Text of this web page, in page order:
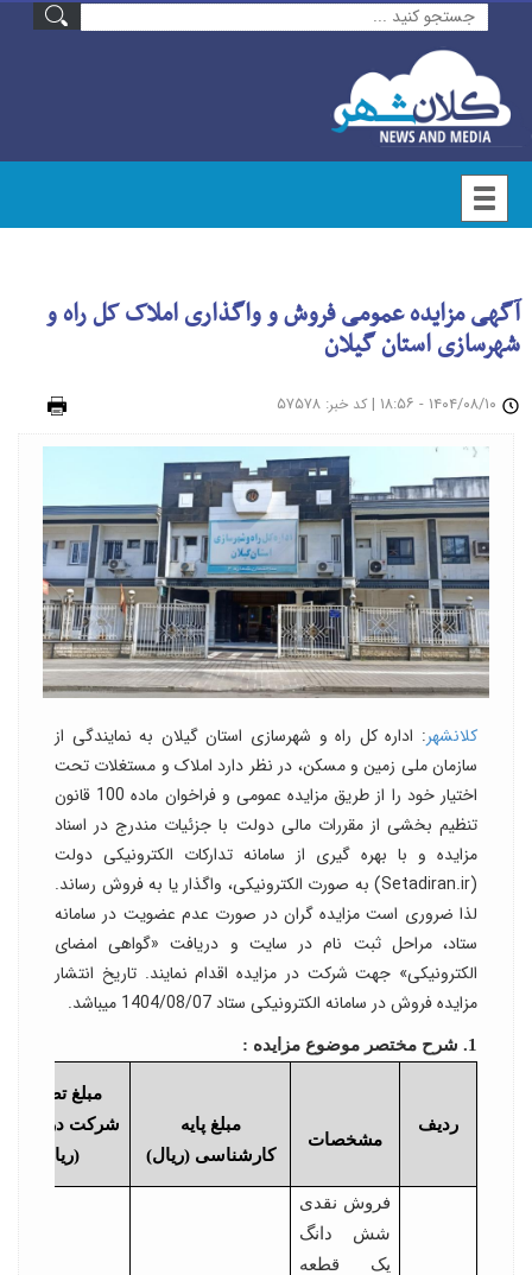
آگهی مزایده عمومی فروش و واگذاری املاک کل راه و
شهرسازی استان گیلان
| کد خبر: ۵۷۵۷۸
کلانشهر: اداره کل راه و شهرسازی استان گیلان به نمایندگی از
سازمان ملی زمین و مسکن، در نظر دارد املاک و مستغلات تحت
اختیار خود را از طریق مزایده عمومی و فراخوان ماده 100 قانون
تنظیم بخشی از مقررات مالی دولت با جزئیات مندرج در اسناد
مزایده و با بهره گیری از سامانه تدارکات الکترونیکی دولت
(Setadiran.ir) به صورت الکترونیکی، واگذار یا به فروش رساند.
لذا ضروری است مزایده گران در صورت عدم عضویت در سامانه
ستاد، مراحل ثبت نام در سایت و دریافت «گواهی امضای
الکترونیکی» جهت شرکت در مزایده اقدام نمایند. تاریخ انتشار
مزایده فروش در سامانه الکترونیکی ستاد 1404/08/07 می­باشد.
1. شرح مختصر موضوع مزایده :
ردیف
مشخصات
مبلغ پایه
کارشناسی (ریال)
مبلغ تضمین
شرکت درمزایده
(ریال)
فروش نقدی
شش دانگ
یک قطعه